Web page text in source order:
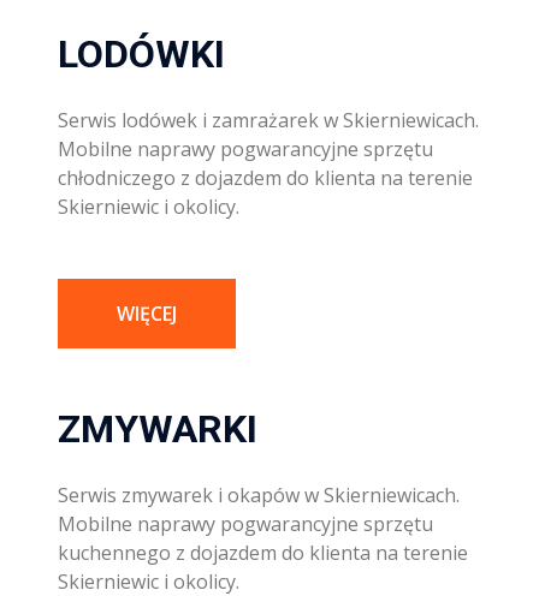
LODÓWKI
Serwis lodówek i zamrażarek w Skierniewicach.
Mobilne naprawy pogwarancyjne sprzętu
chłodniczego z dojazdem do klienta na terenie
Skierniewic i okolicy.
WIĘCEJ
ZMYWARKI
Serwis zmywarek i okapów w Skierniewicach.
Mobilne naprawy pogwarancyjne sprzętu
kuchennego z dojazdem do klienta na terenie
Skierniewic i okolicy.